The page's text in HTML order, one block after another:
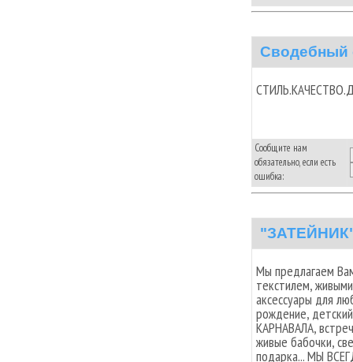
Сводебный
Сообщите нам
обязательно, если есть
ошибка:
Мы предлагаем
текстилем,
аксессуары для
рождение,
КАРНАВАЛА,
живые бабочки,
подарка... МЫ